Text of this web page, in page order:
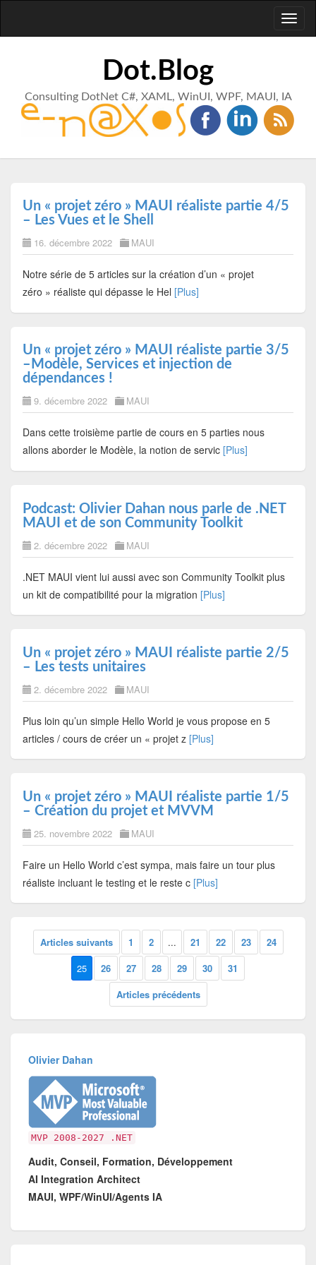
Dot.Blog
Consulting DotNet C#, XAML, WinUI, WPF, MAUI, IA
Un « projet zéro » MAUI réaliste partie 4/5
– Les Vues et le Shell
16. décembre 2022 MAUI
Notre série de 5 articles sur la création d’un « projet
zéro » réaliste qui dépasse le Hel [Plus]
Un « projet zéro » MAUI réaliste partie 3/5
–Modèle, Services et injection de
dépendances !
9. décembre 2022 MAUI
Dans cette troisième partie de cours en 5 parties nous
allons aborder le Modèle, la notion de servic [Plus]
Podcast: Olivier Dahan nous parle de .NET
MAUI et de son Community Toolkit
2. décembre 2022 MAUI
.NET MAUI vient lui aussi avec son Community Toolkit plus
un kit de compatibilité pour la migration [Plus]
Un « projet zéro » MAUI réaliste partie 2/5
– Les tests unitaires
2. décembre 2022 MAUI
Plus loin qu’un simple Hello World je vous propose en 5
articles / cours de créer un « projet z [Plus]
Un « projet zéro » MAUI réaliste partie 1/5
– Création du projet et MVVM
25. novembre 2022 MAUI
Faire un Hello World c’est sympa, mais faire un tour plus
réaliste incluant le testing et le reste c [Plus]
Articles suivants 1 2 ... 21 22 23
24
25
26 27 28 29 30
31
Articles précédents
Olivier Dahan
MVP 2008-2027 .NET
Audit, Conseil, Formation, Développement
AI Integration Architect
MAUI, WPF/WinUI/Agents IA